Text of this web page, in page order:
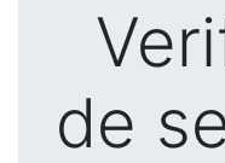
de